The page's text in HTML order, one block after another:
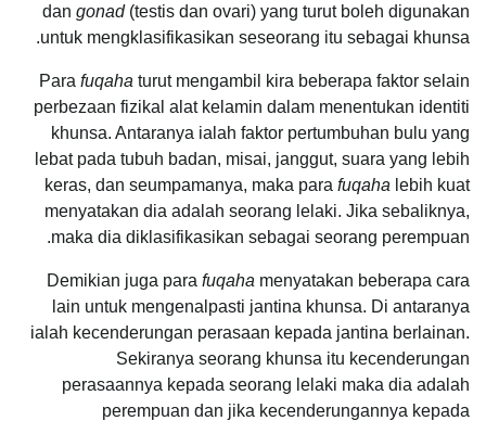
dan gonad(testis dan ovari) yang turut boleh digunakan
untuk mengklasifikasikan seseorang itu sebagai khunsa.
Para fuqaha turut mengambil kira beberapa faktor selain
perbezaan fizikal alat kelamin dalam menentukan identiti
khunsa. Antaranya ialah faktor pertumbuhan bulu yang
lebat pada tubuh badan, misai, janggut, suara yang lebih
keras, dan seumpamanya, maka para fuqaha lebih kuat
menyatakan dia adalah seorang lelaki. Jika sebaliknya,
maka dia diklasifikasikan sebagai seorang perempuan.
Demikian juga para fuqaha menyatakan beberapa cara
lain untuk mengenalpasti jantina khunsa. Di antaranya
ialah kecenderungan perasaan kepada jantina berlainan.
Sekiranya seorang khunsa itu kecenderungan
perasaannya kepada seorang lelaki maka dia adalah
perempuan dan jika kecenderungannya kepada